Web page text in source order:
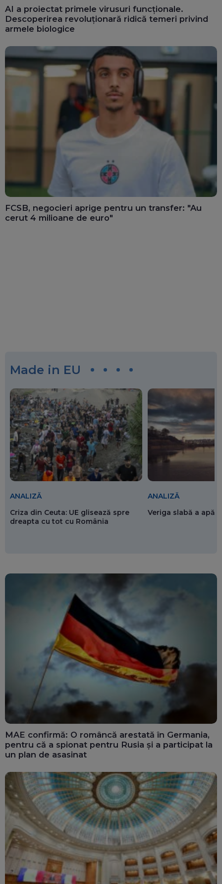
AI a proiectat primele virusuri funcționale.
Descoperirea revoluționară ridică temeri privind
armele biologice
FCSB, negocieri aprige pentru un transfer: "Au
cerut 4 milioane de euro"
Made in EU
ANALIZĂ
Criza din Ceuta: UE glisează spre
dreapta cu tot cu România
ANALIZĂ
Veriga slabă a
MAE confirmă: O româncă arestată în Germania,
pentru că a spionat pentru Rusia și a participat la
un plan de asasinat